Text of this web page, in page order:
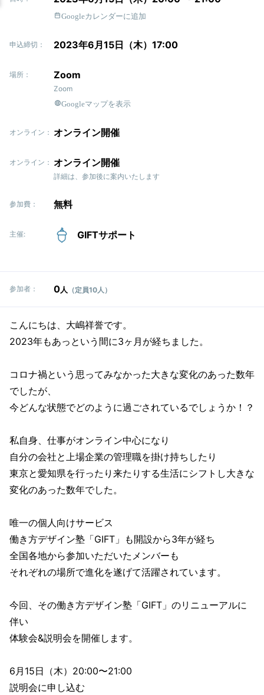
Googleカレンダーに追加
申込締切： 2023年6月15日（木）17:00
場所： Zoom
Zoom
Googleマップを表示
オンライン： オンライン開催
オンライン： オンライン開催
詳細は、参加後に案内いたします
参加費： 無料
主催: GIFTサポート
参加者： 0人 （定員10人）
こんにちは、大嶋祥誉です。
2023年もあっという間に3ヶ月が経ちました。
コロナ禍という思ってみなかった大きな変化のあった数年
でしたが、
今どんな状態でどのように過ごされているでしょうか！？
私自身、仕事がオンライン中心になり
自分の会社と上場企業の管理職を掛け持ちしたり
東京と愛知県を行ったり来たりする生活にシフトし大きな
変化のあった数年でした。
唯一の個人向けサービス
働き方デザイン塾「GIFT」も開設から3年が経ち
全国各地から参加いただいたメンバーも
それぞれの場所で進化を遂げて活躍されています。
今回、その働き方デザイン塾「GIFT」のリニューアルに
伴い
体験会&説明会を開催します。
6月15日（木）20:00〜21:00
説明会に申し込む